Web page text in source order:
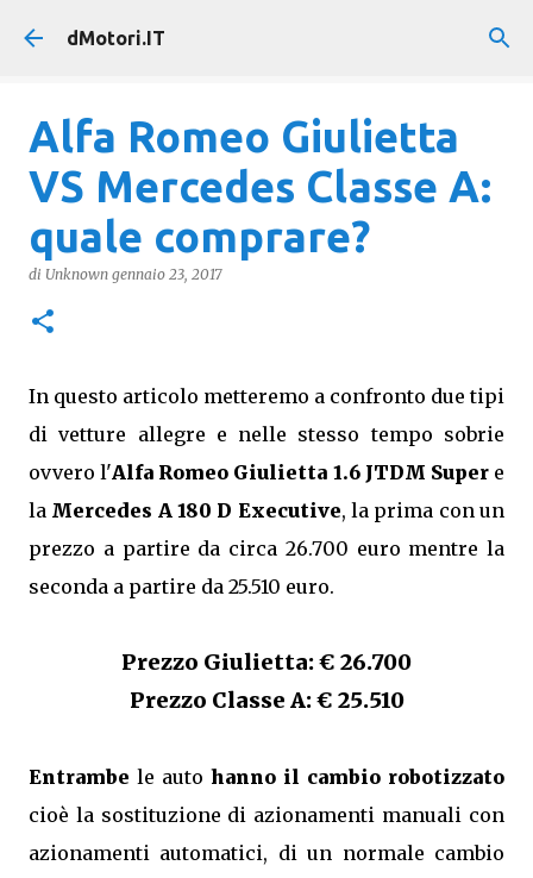
Passa ai contenuti principali
dMotori.IT
Alfa Romeo Giulietta
VS Mercedes Classe A:
quale comprare?
di Unknown gennaio 23, 2017
In questo articolo metteremo a confronto due tipi
di vetture allegre e nelle stesso tempo sobrie
ovvero l'Alfa Romeo Giulietta 1.6 JTDM Supere
la Mercedes A 180 D Executive, la prima con un
prezzo a partire da circa 26.700 euro mentre la
seconda a partire da 25.510 euro.
Prezzo Giulietta: € 26.700
Prezzo Classe A: € 25.510
Entrambe le auto hanno il cambio robotizzato
cioè la sostituzione di azionamenti manuali con
azionamenti automatici, di un normale cambio